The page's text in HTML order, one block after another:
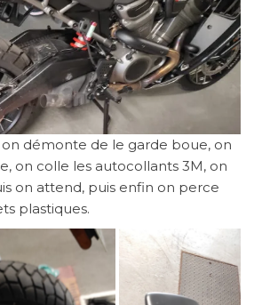
on démonte de le garde boue, on
on colle les autocollants 3M, on
on attend, puis enfin on perce
plastiques.